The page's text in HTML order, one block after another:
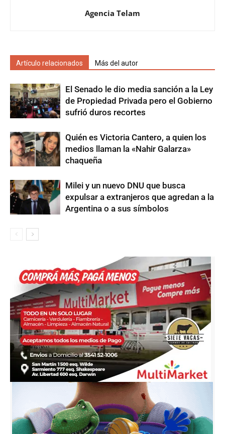
Agencia Telam
Artículo relacionados Más del autor
El Senado le dio media sanción a la Ley
de Propiedad Privada pero el Gobierno
sufrió duros recortes
Quién es Victoria Cantero, a quien los
medios llaman la «Nahir Galarza»
chaqueña
Milei y un nuevo DNU que busca
expulsar a extranjeros que agredan a la
Argentina o a sus símbolos